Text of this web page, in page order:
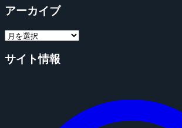
アーカイブ
サイト情報